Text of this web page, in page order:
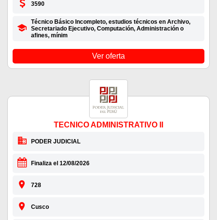
3590
Técnico Básico Incompleto, estudios técnicos en Archivo,
Secretariado Ejecutivo, Computación, Administración o
afines, mínim
Ver oferta
TECNICO ADMINISTRATIVO II
PODER JUDICIAL
Finaliza el 12/08/2026
728
Cusco